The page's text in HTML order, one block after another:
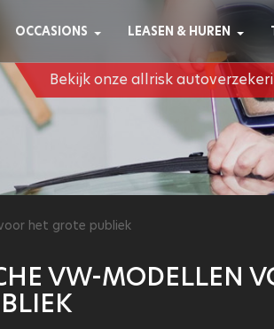
OCCASIONS LEASEN & HUREN
Bekijk onze allrisk
het grote publiek
VW-MODELLEN